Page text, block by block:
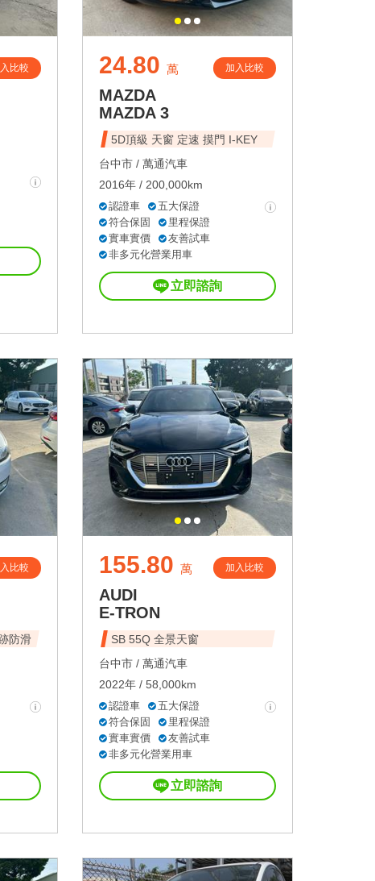
比較 24.80 萬 加入比較
MAZDA
MAZDA 3
5D頂級 天窗 定速 摸門 I-KEY
台中市 / 萬通汽車
2016年 / 200,000km
認證車
五大保證
符合保固
里程保證
實車實價
友善試車
非多元化營業用車
立即諮詢
比較
防滑
155.80 萬 加入比較
AUDI
E-TRON
SB 55Q 全景天窗
台中市 / 萬通汽車
2022年 / 58,000km
認證車
五大保證
符合保固
里程保證
實車實價
友善試車
非多元化營業用車
立即諮詢